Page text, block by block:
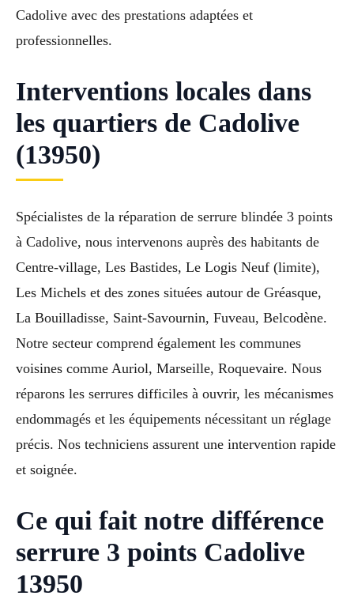
Cadolive avec des prestations adaptées et
professionnelles.
Interventions locales dans
les quartiers de Cadolive
(13950)
Spécialistes de la réparation de serrure blindée 3 points
à Cadolive, nous intervenons auprès des habitants de
Centre-village, Les Bastides, Le Logis Neuf (limite),
Les Michels et des zones situées autour de Gréasque,
La Bouilladisse, Saint-Savournin, Fuveau, Belcodène.
Notre secteur comprend également les communes
voisines comme Auriol, Marseille, Roquevaire. Nous
réparons les serrures difficiles à ouvrir, les mécanismes
endommagés et les équipements nécessitant un réglage
précis. Nos techniciens assurent une intervention rapide
et soignée.
Ce qui fait notre différence
serrure 3 points Cadolive
13950